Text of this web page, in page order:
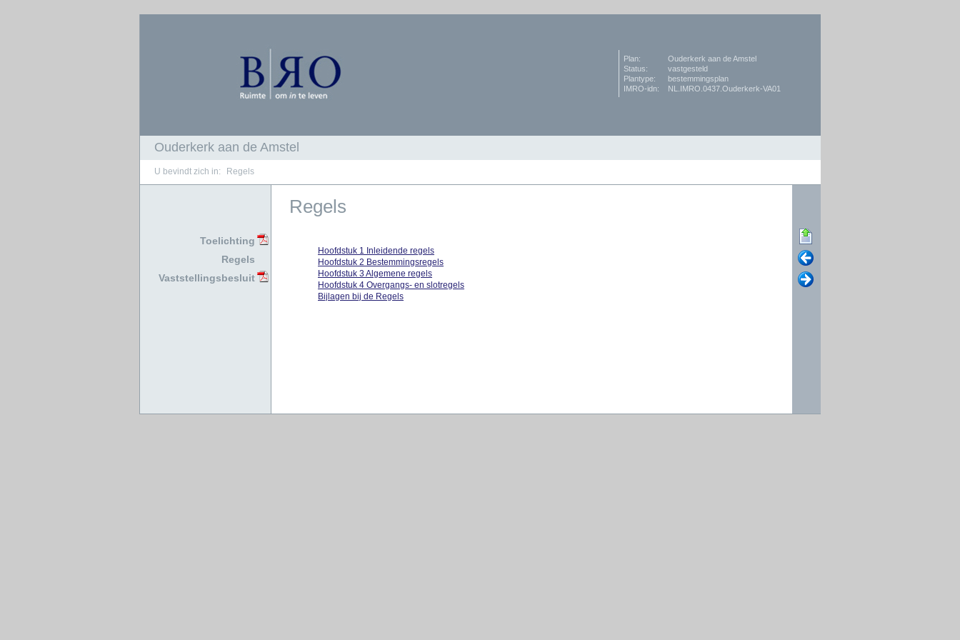
Ouderkerk aan de Amstel
Regels
Plan:
Ouderkerk aan de Amstel
Status:
vastgesteld
Plantype:
bestemmingsplan
IMRO-idn:
NL.IMRO.0437.Ouderkerk-VA01
Toelichting
Regels
Vaststellingsbesluit
Regels
Hoofdstuk 1 Inleidende regels
Hoofdstuk 2 Bestemmingsregels
Hoofdstuk 3 Algemene regels
Hoofdstuk 4 Overgangs- en slotregels
Bijlagen bij de Regels